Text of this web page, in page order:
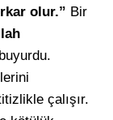
olur.” Bir
buyurdu.
çalışır.